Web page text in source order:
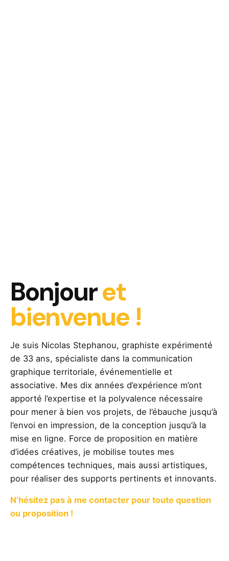
Bonjouret
bienvenue !
Je suis Nicolas Stephanou, graphiste expérimenté
de 33 ans, spécialiste dans la communication
graphique territoriale, événementielle et
associative. Mes dix années d’expérience m’ont
apporté l’expertise et la polyvalence nécessaire
pour mener à bien vos projets, de l’ébauche jusqu’à
l’envoi en impression, de la conception jusqu’à la
mise en ligne. Force de proposition en matière
d’idées créatives, je mobilise toutes mes
compétences techniques, mais aussi artistiques,
pour réaliser des supports pertinents et innovants.
N’hésitez pas à me contacter pour toute question
ou proposition !